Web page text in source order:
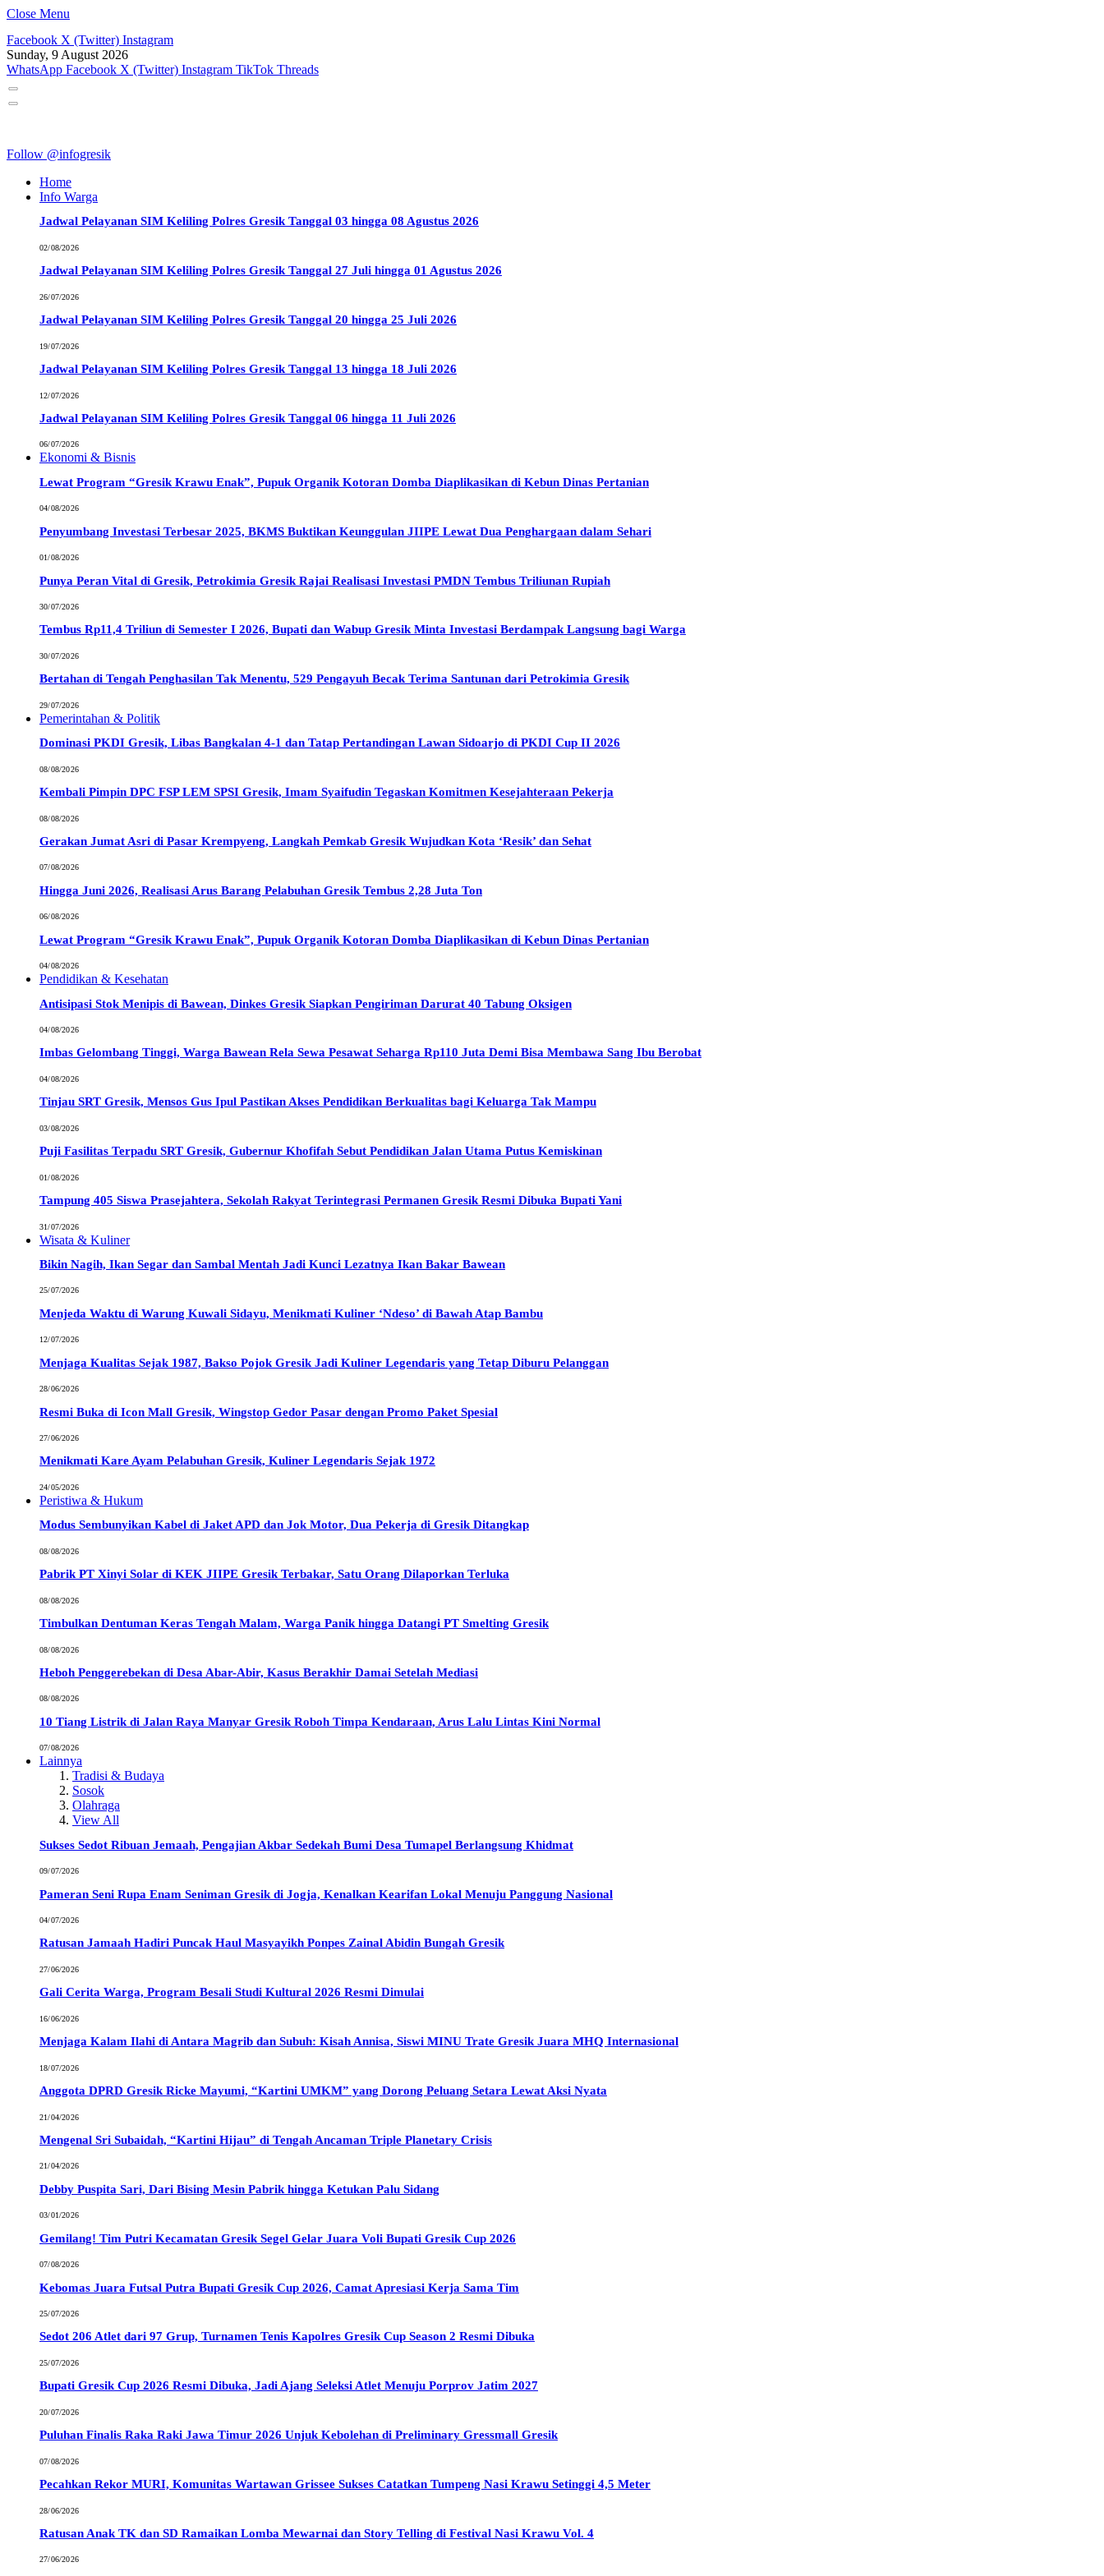
Close Menu
Facebook X (Twitter) Instagram
Sunday, 9 August 2026
WhatsApp Facebook X (Twitter) Instagram TikTok Threads
Follow @infogresik
Home
Info Warga
Jadwal Pelayanan SIM Keliling Polres Gresik Tanggal 03 hingga 08 Agustus 2026
02/08/2026
Jadwal Pelayanan SIM Keliling Polres Gresik Tanggal 27 Juli hingga 01 Agustus 2026
26/07/2026
Jadwal Pelayanan SIM Keliling Polres Gresik Tanggal 20 hingga 25 Juli 2026
19/07/2026
Jadwal Pelayanan SIM Keliling Polres Gresik Tanggal 13 hingga 18 Juli 2026
12/07/2026
Jadwal Pelayanan SIM Keliling Polres Gresik Tanggal 06 hingga 11 Juli 2026
06/07/2026
Ekonomi & Bisnis
Lewat Program “Gresik Krawu Enak”, Pupuk Organik Kotoran Domba Diaplikasikan di Kebun Dinas Pertanian
04/08/2026
Penyumbang Investasi Terbesar 2025, BKMS Buktikan Keunggulan JIIPE Lewat Dua Penghargaan dalam Sehari
01/08/2026
Punya Peran Vital di Gresik, Petrokimia Gresik Rajai Realisasi Investasi PMDN Tembus Triliunan Rupiah
30/07/2026
Tembus Rp11,4 Triliun di Semester I 2026, Bupati dan Wabup Gresik Minta Investasi Berdampak Langsung bagi Warga
30/07/2026
Bertahan di Tengah Penghasilan Tak Menentu, 529 Pengayuh Becak Terima Santunan dari Petrokimia Gresik
29/07/2026
Pemerintahan & Politik
Dominasi PKDI Gresik, Libas Bangkalan 4-1 dan Tatap Pertandingan Lawan Sidoarjo di PKDI Cup II 2026
08/08/2026
Kembali Pimpin DPC FSP LEM SPSI Gresik, Imam Syaifudin Tegaskan Komitmen Kesejahteraan Pekerja
08/08/2026
Gerakan Jumat Asri di Pasar Krempyeng, Langkah Pemkab Gresik Wujudkan Kota ‘Resik’ dan Sehat
07/08/2026
Hingga Juni 2026, Realisasi Arus Barang Pelabuhan Gresik Tembus 2,28 Juta Ton
06/08/2026
Lewat Program “Gresik Krawu Enak”, Pupuk Organik Kotoran Domba Diaplikasikan di Kebun Dinas Pertanian
04/08/2026
Pendidikan & Kesehatan
Antisipasi Stok Menipis di Bawean, Dinkes Gresik Siapkan Pengiriman Darurat 40 Tabung Oksigen
04/08/2026
Imbas Gelombang Tinggi, Warga Bawean Rela Sewa Pesawat Seharga Rp110 Juta Demi Bisa Membawa Sang Ibu Berobat
04/08/2026
Tinjau SRT Gresik, Mensos Gus Ipul Pastikan Akses Pendidikan Berkualitas bagi Keluarga Tak Mampu
03/08/2026
Puji Fasilitas Terpadu SRT Gresik, Gubernur Khofifah Sebut Pendidikan Jalan Utama Putus Kemiskinan
01/08/2026
Tampung 405 Siswa Prasejahtera, Sekolah Rakyat Terintegrasi Permanen Gresik Resmi Dibuka Bupati Yani
31/07/2026
Wisata & Kuliner
Bikin Nagih, Ikan Segar dan Sambal Mentah Jadi Kunci Lezatnya Ikan Bakar Bawean
25/07/2026
Menjeda Waktu di Warung Kuwali Sidayu, Menikmati Kuliner ‘Ndeso’ di Bawah Atap Bambu
12/07/2026
Menjaga Kualitas Sejak 1987, Bakso Pojok Gresik Jadi Kuliner Legendaris yang Tetap Diburu Pelanggan
28/06/2026
Resmi Buka di Icon Mall Gresik, Wingstop Gedor Pasar dengan Promo Paket Spesial
27/06/2026
Menikmati Kare Ayam Pelabuhan Gresik, Kuliner Legendaris Sejak 1972
24/05/2026
Peristiwa & Hukum
Modus Sembunyikan Kabel di Jaket APD dan Jok Motor, Dua Pekerja di Gresik Ditangkap
08/08/2026
Pabrik PT Xinyi Solar di KEK JIIPE Gresik Terbakar, Satu Orang Dilaporkan Terluka
08/08/2026
Timbulkan Dentuman Keras Tengah Malam, Warga Panik hingga Datangi PT Smelting Gresik
08/08/2026
Heboh Penggerebekan di Desa Abar-Abir, Kasus Berakhir Damai Setelah Mediasi
08/08/2026
10 Tiang Listrik di Jalan Raya Manyar Gresik Roboh Timpa Kendaraan, Arus Lalu Lintas Kini Normal
07/08/2026
Lainnya
Tradisi & Budaya
Sosok
Olahraga
View All
Sukses Sedot Ribuan Jemaah, Pengajian Akbar Sedekah Bumi Desa Tumapel Berlangsung Khidmat
09/07/2026
Pameran Seni Rupa Enam Seniman Gresik di Jogja, Kenalkan Kearifan Lokal Menuju Panggung Nasional
04/07/2026
Ratusan Jamaah Hadiri Puncak Haul Masyayikh Ponpes Zainal Abidin Bungah Gresik
27/06/2026
Gali Cerita Warga, Program Besali Studi Kultural 2026 Resmi Dimulai
16/06/2026
Menjaga Kalam Ilahi di Antara Magrib dan Subuh: Kisah Annisa, Siswi MINU Trate Gresik Juara MHQ Internasional
18/07/2026
Anggota DPRD Gresik Ricke Mayumi, “Kartini UMKM” yang Dorong Peluang Setara Lewat Aksi Nyata
21/04/2026
Mengenal Sri Subaidah, “Kartini Hijau” di Tengah Ancaman Triple Planetary Crisis
21/04/2026
Debby Puspita Sari, Dari Bising Mesin Pabrik hingga Ketukan Palu Sidang
03/01/2026
Gemilang! Tim Putri Kecamatan Gresik Segel Gelar Juara Voli Bupati Gresik Cup 2026
07/08/2026
Kebomas Juara Futsal Putra Bupati Gresik Cup 2026, Camat Apresiasi Kerja Sama Tim
25/07/2026
Sedot 206 Atlet dari 97 Grup, Turnamen Tenis Kapolres Gresik Cup Season 2 Resmi Dibuka
25/07/2026
Bupati Gresik Cup 2026 Resmi Dibuka, Jadi Ajang Seleksi Atlet Menuju Porprov Jatim 2027
20/07/2026
Puluhan Finalis Raka Raki Jawa Timur 2026 Unjuk Kebolehan di Preliminary Gressmall Gresik
07/08/2026
Pecahkan Rekor MURI, Komunitas Wartawan Grissee Sukses Catatkan Tumpeng Nasi Krawu Setinggi 4,5 Meter
28/06/2026
Ratusan Anak TK dan SD Ramaikan Lomba Mewarnai dan Story Telling di Festival Nasi Krawu Vol. 4
27/06/2026